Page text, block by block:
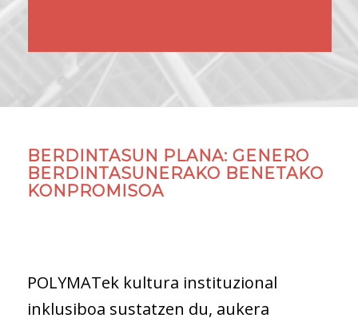
BERDINTASUN PLANA: GENERO
BERDINTASUNERAKO BENETAKO
KONPROMISOA
POLYMATek kultura instituzional
inklusiboa sustatzen du, aukera